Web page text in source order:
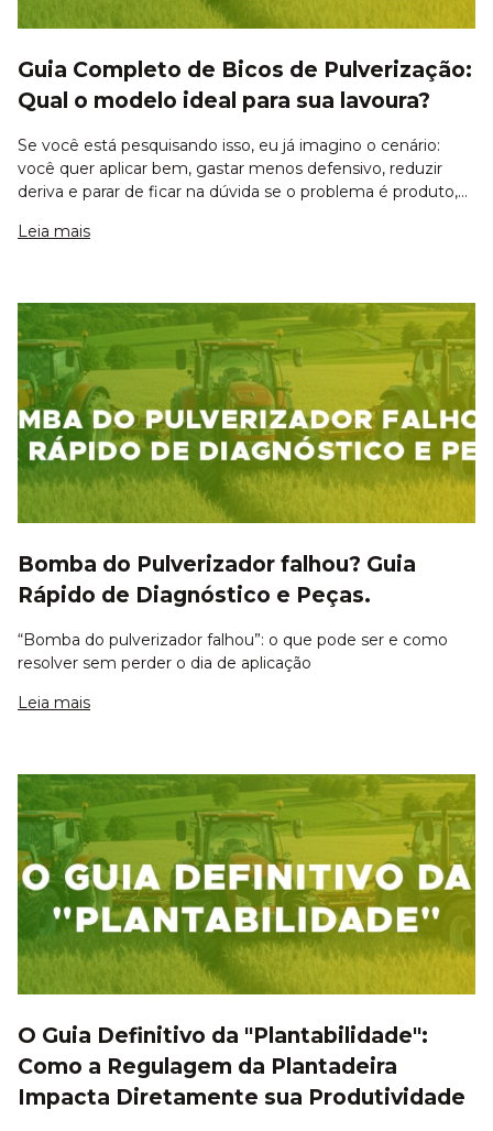
Guia Completo de Bicos de Pulverização:
Qual o modelo ideal para sua lavoura?
Se você está pesquisando isso, eu já imagino o cenário:
você quer aplicar bem, gastar menos defensivo, reduzir
deriva e parar de ficar na dúvida se o problema é produto,
vive no campo e na oficin
Leia mais
Bomba do Pulverizador falhou? Guia
Rápido de Diagnóstico e Peças.
“Bomba do pulverizador falhou”: o que pode ser e como
resolver sem perder o dia de aplicação
Leia mais
O Guia Definitivo da "Plantabilidade":
Como a Regulagem da Plantadeira
Impacta Diretamente sua Produtividade